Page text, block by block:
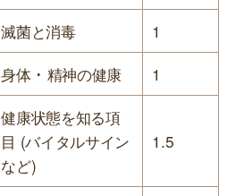
滅菌と消毒 1
身体 ･ 精神の健康
1
健康状態を知る項
目 (バイタルサイン
など)
1.5